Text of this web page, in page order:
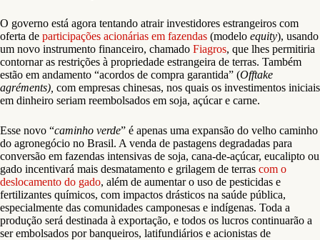
O governo está agora tentando atrair investidores estrangeiros com
oferta de participações acionárias em fazendas (modelo equity), usando
um novo instrumento financeiro, chamado Fiagros, que lhes permitiria
contornar as restrições à propriedade estrangeira de terras. Também
estão em andamento “acordos de compra garantida” (Offtake
agréments), com empresas chinesas, nos quais os investimentos iniciais
em dinheiro seriam reembolsados em soja, açúcar e carne.
Esse novo “caminho verde” é apenas uma expansão do velho caminho
do agronegócio no Brasil. A venda de pastagens degradadas para
conversão em fazendas intensivas de soja, cana-de-açúcar, eucalipto ou
gado incentivará mais desmatamento e grilagem de terras com o
deslocamento do gado, além de aumentar o uso de pesticidas e
fertilizantes químicos, com impactos drásticos na saúde pública,
especialmente das comunidades camponesas e indígenas. Toda a
produção será destinada à exportação, e todos os lucros continuarão a
ser embolsados por banqueiros, latifundiários e acionistas de